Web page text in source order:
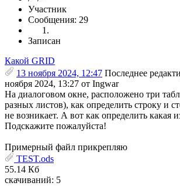
Участник
Сообщения: 29
Записан
Какой GRID
13 ноября 2024, 12:47 Последнее
ноября 2024, 13:27 от Ingwar
На диалоговом окне, расположено три
разных листов), как определить строку и
не возникает. А вот как определить какая
Подскажите пожалуйста!
Примерный файл прикрепляю
TEST.ods
55.14 Кб
скачиваний: 5